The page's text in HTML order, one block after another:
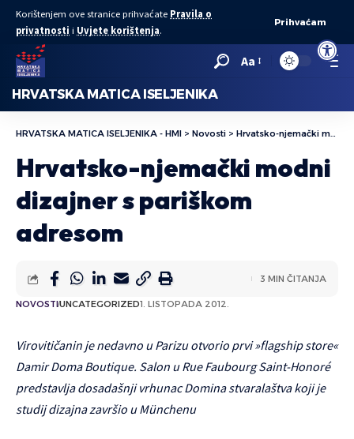
Open
Korištenjem ove stranice prihvaćate Pravila o
privatnosti i Uvjete korištenja.
Prihvaćam
Aa
HRVATSKA MATICA ISELJENIKA
HRVATSKA MATICA ISELJENIKA - HMI > Novosti > Hrvatsko-njemački modni dizajner s pariškom adresom
Hrvatsko-njemački modni
dizajner s pariškom
adresom
NOVOSTIUNCATEGORIZED1. LISTOPADA 2012.
3 MIN ČITANJA
Virovitičanin je nedavno u Parizu otvorio prvi »flagship store«
Damir Doma Boutique. Salon u Rue Faubourg Saint-Honoré
predstavlja dosadašnji vrhunac Domina stvaralaštva koji je
studij dizajna završio u Münchenu